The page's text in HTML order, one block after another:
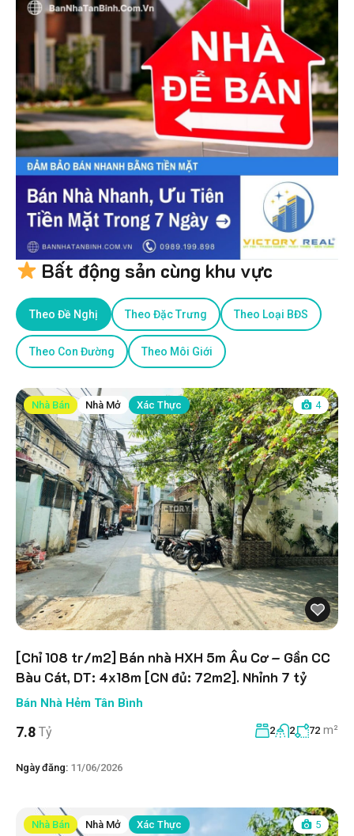
Bất động sản cùng khu vực
Theo Đề Nghị Theo Đặc Trưng Theo Loại BĐS
Theo Con Đường Theo Môi Giới
Nhà Bán Nhà Mở Xác Thực 4
[Chỉ 108 tr/m2] Bán nhà HXH 5m Âu Cơ – Gần CC
Bàu Cát, DT: 4x18m [CN đủ: 72m2]. Nhỉnh 7 tỷ
Bán Nhà Hẻm Tân Bình
7.8 Tỷ 2 2 72 m²
Ngày đăng: 11/06/2026
Nhà Bán Nhà Mở Xác Thực 5